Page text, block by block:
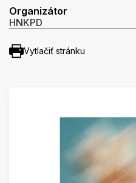
Organizátor
HNKPD
Vytlačiť stránku